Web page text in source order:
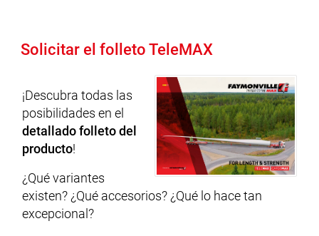
Solicitar el folleto TeleMAX
¡Descubra todas las
posibilidades en el
detallado folleto del
producto!
¿Qué variantes
existen? ¿Qué accesorios? ¿Qué lo hace tan
excepcional?